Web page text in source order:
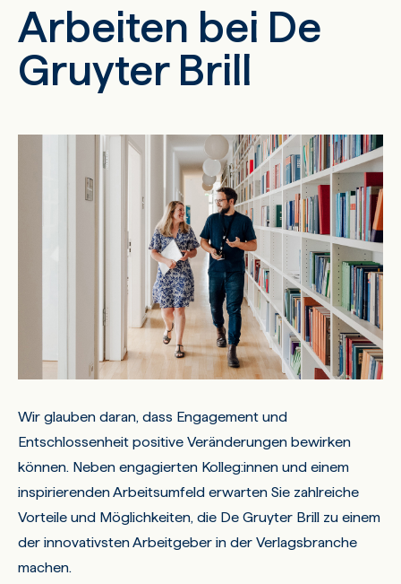
Arbeiten bei De
Gruyter Brill
Wir glauben daran, dass Engagement und
Entschlossenheit positive Veränderungen bewirken
können. Neben engagierten Kolleg:innen und einem
inspirierenden Arbeitsumfeld erwarten Sie zahlreiche
Vorteile und Möglichkeiten, die De Gruyter Brill zu einem
der innovativsten Arbeitgeber in der Verlagsbranche
machen.